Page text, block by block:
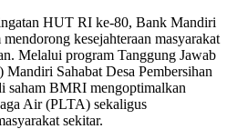
HUT RI ke-80, Bank Mandiri
kesejahteraan masyarakat
Melalui program Tanggung Jawab
Sahabat Desa Pembersihan
saham BMRI mengoptimalkan
Air (PLTA) sekaligus
sekitar.